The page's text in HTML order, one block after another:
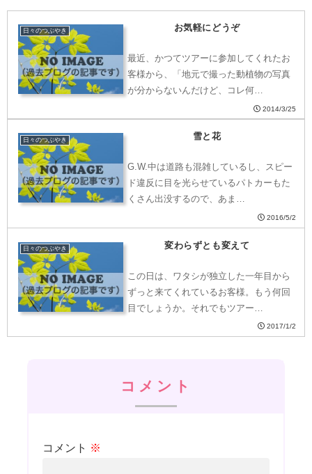
日々のつぶやき お気軽にどうぞ
最近、かつてツアーに参加してくれたお
客様から、「地元で撮った動植物の写真
が分からないんだけど、コレ何…
2014/3/25
日々のつぶやき 雪と花
G.W.中は道路も混雑しているし、スピー
ド違反に目を光らせているパトカーもた
くさん出没するので、あま…
2016/5/2
日々のつぶやき 変わらずとも変えて
この日は、ワタシが独立した一年目から
ずっと来てくれているお客様。もう何回
目でしょうか。それでもツアー…
2017/1/2
コメント
コメント ※